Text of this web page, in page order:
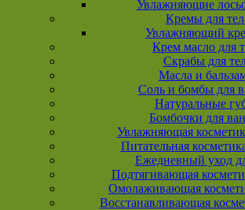
Увлажняющие
Кремы для
Увлажняющий
Крем масло для
Скрабы для
Масла и
Соль и бомбы для
Натуральные
Бомбочки для
Увлажняющая
Питательная
Ежедневный уход
Подтягивающая
Омолаживающая
Восстанавливающая